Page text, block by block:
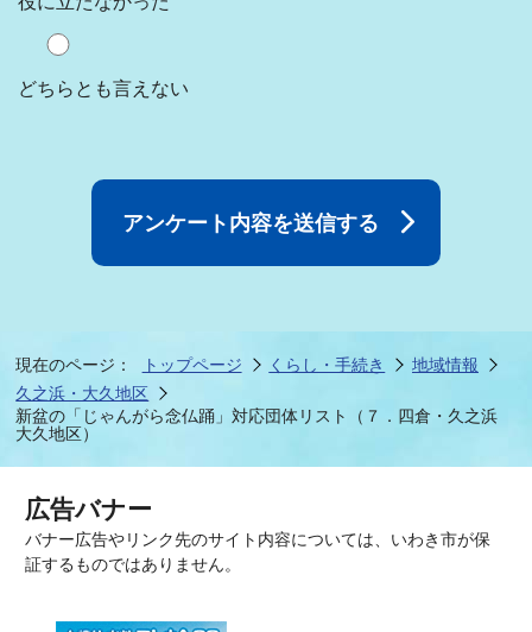
どちらとも言えない
現在のページ： トップページ くらし・手続き
地域情報
久之浜・大久地区
新盆の「じゃんがら念仏踊」対応団体リスト（７．四倉・久之浜
大久地区）
広告バナー
バナー広告やリンク先のサイト内容については、いわき市が保
証するものではありません。